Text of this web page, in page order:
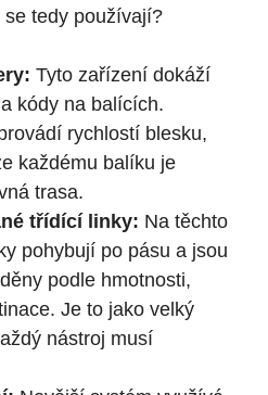
tedy používají?
Tyto zařízení dokáží
kódy na balících.
rychlostí blesku,
každému balíku je
trasa.
třídící linky: Na těchto
pohybují po pásu a jsou
podle hmotnosti,
Je to jako velký
nástroj musí